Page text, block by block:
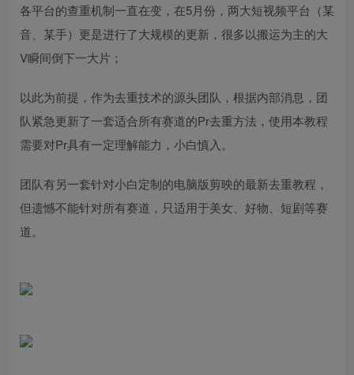
各平台的查重机制一直在变，在5月份，两大短视频平台（某
音、某手）更是进行了大规模的更新，很多以搬运为主的大
V瞬间倒下一大片；
以此为前提，作为去重技术的源头团队，根据内部消息，团
队紧急更新了一套适合所有赛道的Pr去重方法，使用本教程
需要对Pr具有一定理解能力，小白慎入。
团队有另一套针对小白定制的电脑版剪映的最新去重教程，
但遗憾不能针对所有赛道，只适用于美女、好物、短剧等赛
道。